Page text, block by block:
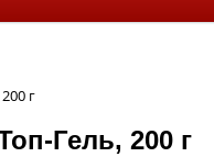
г
Гель, 200 г